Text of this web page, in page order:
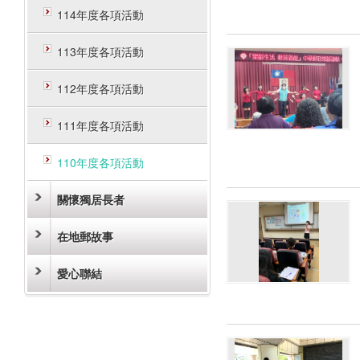
114年度各項活動
113年度各項活動
112年度各項活動
111年度各項活動
110年度各項活動
關懷獨居長者
在地郵故事
愛心聯結